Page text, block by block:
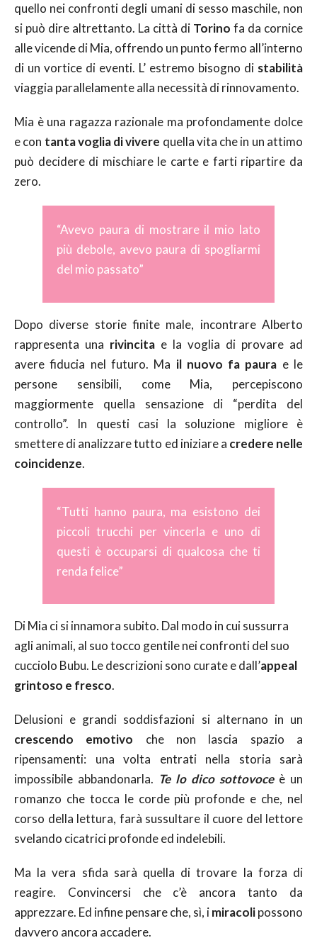
quello nei confronti degli umani di sesso maschile, non
si può dire altrettanto. La città di Torino fa da cornice
alle vicende di Mia, offrendo un punto fermo all’interno
di un vortice di eventi. L’ estremo bisogno di stabilità
viaggia parallelamente alla necessità di rinnovamento.
Mia è una ragazza razionale ma profondamente dolce
e con tanta voglia di vivere quella vita che in un attimo
può decidere di mischiare le carte e farti ripartire da
zero.
“Avevo paura di mostrare il mio lato
più debole, avevo paura di spogliarmi
del mio passato”
Dopo diverse storie finite male, incontrare Alberto
rappresenta una rivincita e la voglia di provare ad
avere fiducia nel futuro. Ma il nuovo fa paura e le
persone sensibili, come Mia, percepiscono
maggiormente quella sensazione di “perdita del
controllo”. In questi casi la soluzione migliore è
smettere di analizzare tutto ed iniziare a credere nelle
coincidenze.
“Tutti hanno paura, ma esistono dei
piccoli trucchi per vincerla e uno di
questi è occuparsi di qualcosa che ti
renda felice”
Di Mia ci si innamora subito. Dal modo in cui sussurra
agli animali, al suo tocco gentile nei confronti del suo
cucciolo Bubu. Le descrizioni sono curate e dall’appeal
grintoso e fresco.
Delusioni e grandi soddisfazioni si alternano in un
crescendo emotivo che non lascia spazio a
ripensamenti: una volta entrati nella storia sarà
impossibile abbandonarla. Te lo dico sottovoceè un
romanzo che tocca le corde più profonde e che, nel
corso della lettura, farà sussultare il cuore del lettore
svelando cicatrici profonde ed indelebili.
Ma la vera sfida sarà quella di trovare la forza di
reagire. Convincersi che c’è ancora tanto da
apprezzare. Ed infine pensare che, sì, imiracolipossono
davvero ancora accadere.